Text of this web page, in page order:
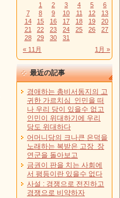
« 11月 1月 »
1 2 3 4 5
6
7
8 9 10 11 12
13
14
15 16 17 18 19
20
21
22 23 24 25 26
27
28
29 30 31
最近の記事
경애하는 총비서동지의 고
귀한 가르치심 인민을 떠
나 우리 당이 있을수 없고
인민이 위대하기에 우리
당도 위대하다
어머니당의 크나큰 은덕을
노래하는 복받은 고장 장
연군을 돌아보고
금권이 판을 치는 사회에
서 평등이란 있을수 없다
사설 : 경쟁으로 전진하고
경쟁으로 비약하자